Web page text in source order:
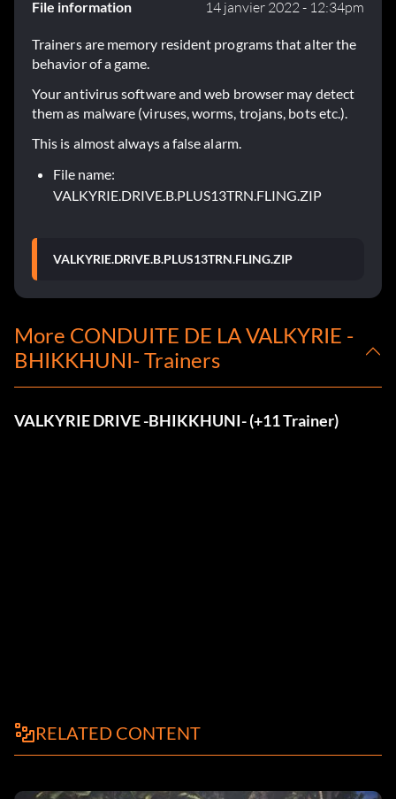
File information 14 janvier 2022 - 12:34pm
Trainers are memory resident programs that alter the
behavior of a game.
Your antivirus software and web browser may detect
them as malware (viruses, worms, trojans, bots etc.).
This is almost always a false alarm.
File name:
VALKYRIE.DRIVE.B.PLUS13TRN.FLING.ZIP
VALKYRIE.DRIVE.B.PLUS13TRN.FLING.ZIP
More CONDUITE DE LA VALKYRIE -
BHIKKHUNI- Trainers
VALKYRIE DRIVE -BHIKKHUNI- (+11 Trainer)
RELATED CONTENT